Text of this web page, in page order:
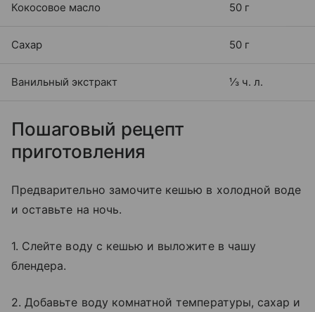
Кокосовое масло 50 г
Сахар 50 г
Ванильный экстракт ⅓ ч. л.
Пошаговый рецепт
приготовления
Предварительно замочите кешью в холодной воде
и оставьте на ночь.
1. Слейте воду с кешью и выложите в чашу
блендера.
2. Добавьте воду комнатной температуры, сахар и